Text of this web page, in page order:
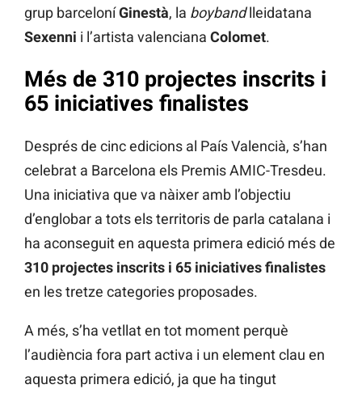
grup barceloníGinestà, la boybandlleidatana
Sexenni i l’artista valenciana Colomet.
Més de 310 projectes inscrits i
65 iniciatives finalistes
Després de cinc edicions al País Valencià, s’han
celebrat a Barcelona els Premis AMIC-Tresdeu.
Una iniciativa que va nàixer amb l’objectiu
d’englobar a tots els territoris de parla catalana i
ha aconseguit en aquesta primera edició més de
310 projectes inscrits i 65 iniciatives finalistes
en les tretze categories proposades.
A més, s’ha vetllat en tot moment perquè
l’audiència fora part activa i un element clau en
aquesta primera edició, ja que ha tingut